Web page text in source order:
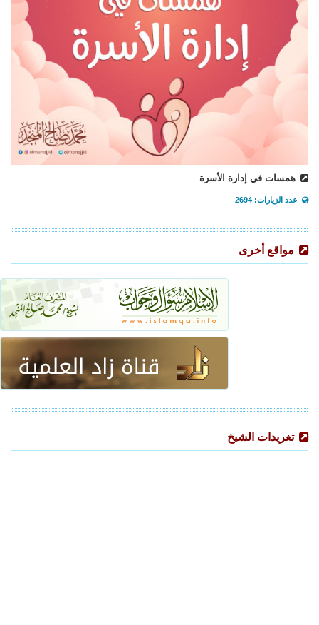
همسات في إدارة الأسرة
عدد الزيارات: 2694
مواقع أخرى
تغريدات الشيخ